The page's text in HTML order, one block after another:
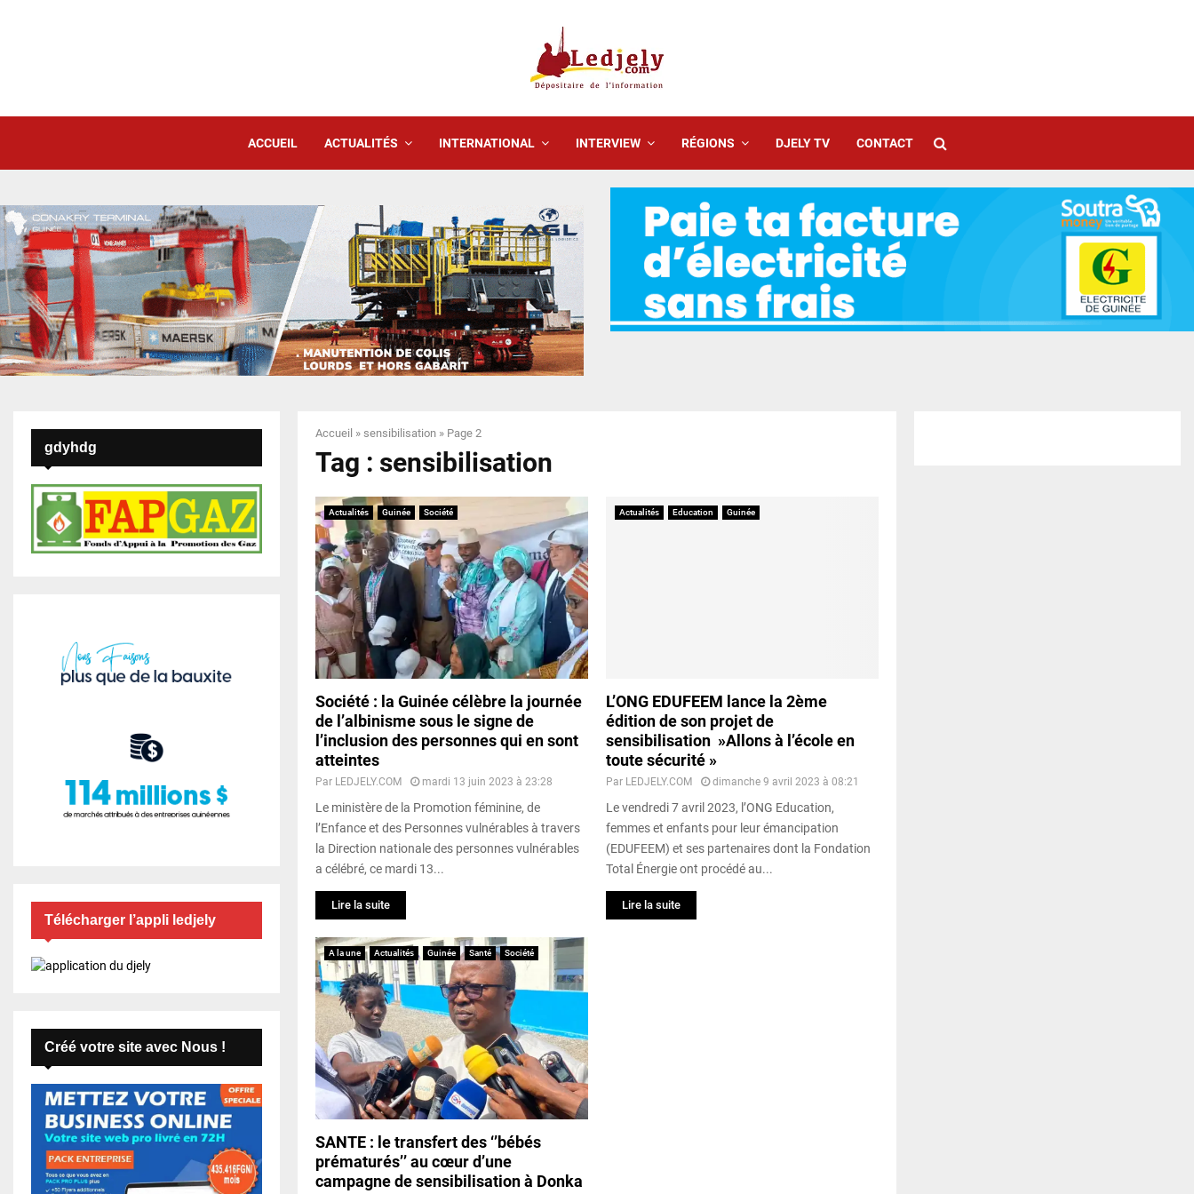
ACCUEIL ACTUALITÉS INTERNATIONAL INTERVIEW RÉGIONS DJELY TV CONTACT
Accueil » sensibilisation » Page 2
Tag : sensibilisation
Actualités Guinée Société
Société : la Guinée célèbre la journée
de l’albinisme sous le signe de
l’inclusion des personnes qui en sont
atteintes
Par LEDJELY.COM mardi 13 juin 2023 à 23:28
Le ministère de la Promotion féminine, de
l’Enfance et des Personnes vulnérables à travers
la Direction nationale des personnes vulnérables
a célébré, ce mardi 13...
Lire la suite
Actualités Education Guinée
L’ONG EDUFEEM lance la 2ème
édition de son projet de
sensibilisation »Allons à l’école en
toute sécurité »
Par LEDJELY.COM dimanche 9 avril 2023 à 08:21
Le vendredi 7 avril 2023, l’ONG Education,
femmes et enfants pour leur émancipation
(EDUFEEM) et ses partenaires dont la Fondation
Total Énergie ont procédé au...
Lire la suite
A la une Actualités Guinée Santé Société
SANTE : le transfert des ‘’bébés
prématurés’’ au cœur d’une
campagne de sensibilisation à Donka
gdyhdg
Télécharger l’appli ledjely
Créé votre site avec Nous !